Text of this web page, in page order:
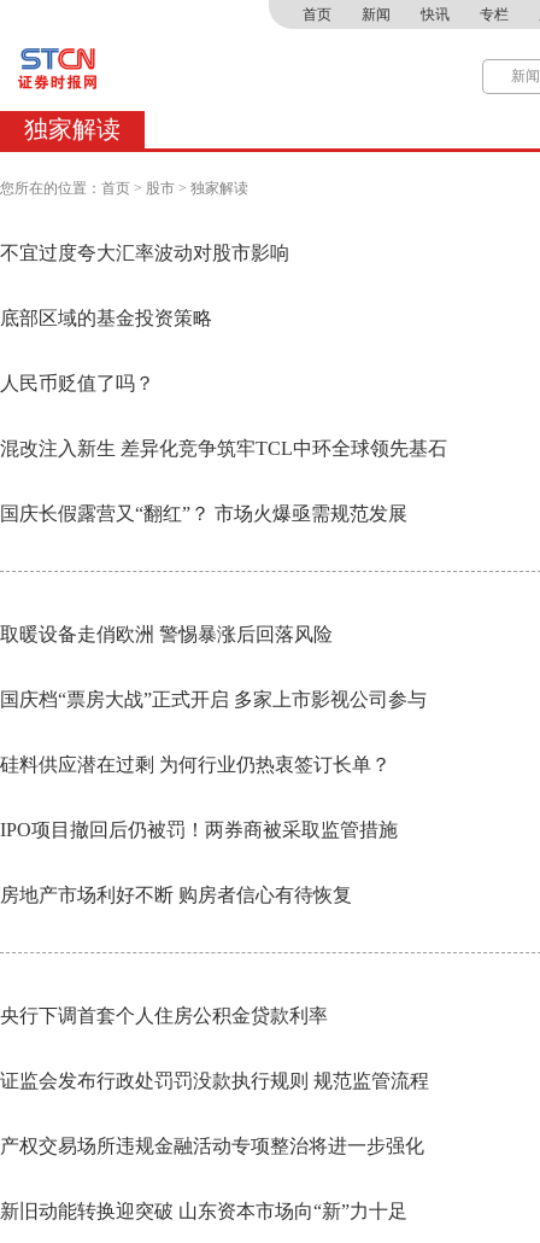
首页 新闻 快讯 专栏
独家解读
您所在的位置： 首页 > 股市 > 独家解读
不宜过度夸大汇率波动对股市影响
底部区域的基金投资策略
人民币贬值了吗？
混改注入新生 差异化竞争筑牢TCL中环全球领先基石
国庆长假露营又“翻红”？ 市场火爆亟需规范发展
取暖设备走俏欧洲 警惕暴涨后回落风险
国庆档“票房大战”正式开启 多家上市影视公司参与
硅料供应潜在过剩 为何行业仍热衷签订长单？
IPO项目撤回后仍被罚！两券商被采取监管措施
房地产市场利好不断 购房者信心有待恢复
央行下调首套个人住房公积金贷款利率
证监会发布行政处罚罚没款执行规则 规范监管流程
产权交易场所违规金融活动专项整治将进一步强化
新旧动能转换迎突破 山东资本市场向“新”力十足